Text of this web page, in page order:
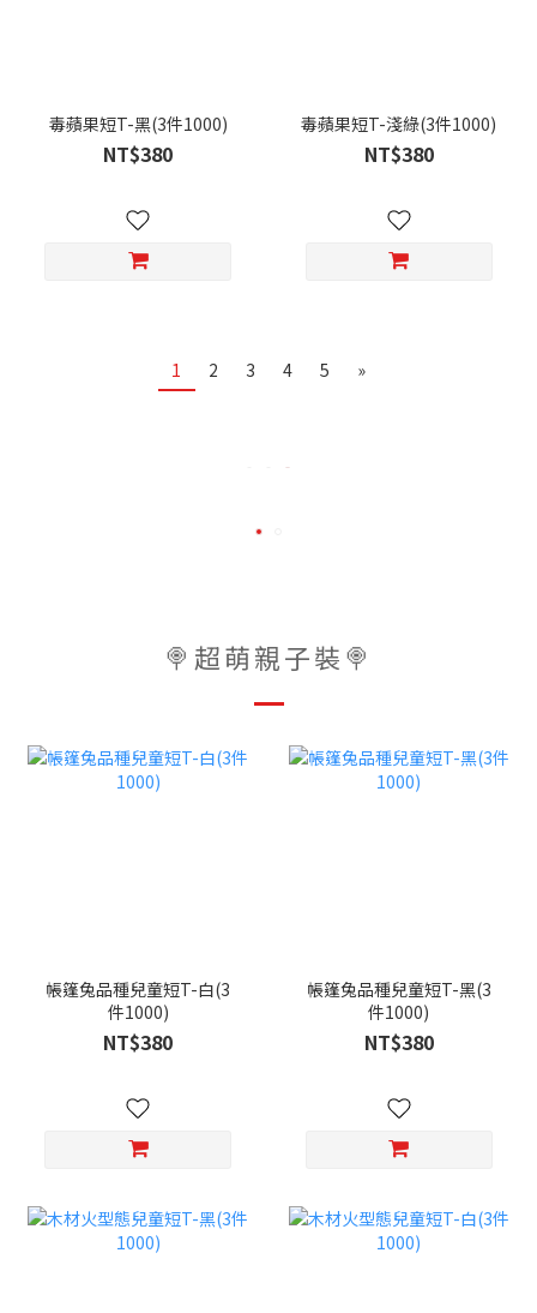
毒蘋果短T-黑(3件1000)
NT$380
毒蘋果短T-淺綠(3件1000)
NT$380
1 2 3 4 5 »
🍭超萌親子裝🍭
帳篷兔品種兒童短T-白(3
件1000)
NT$380
帳篷兔品種兒童短T-黑(3
件1000)
NT$380